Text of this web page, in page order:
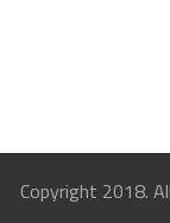
Copyright 2018.